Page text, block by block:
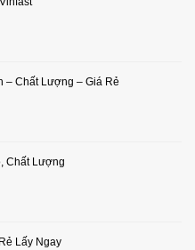
– Chất Lượng – Giá Rẻ
Chất Lượng
Lấy Ngay